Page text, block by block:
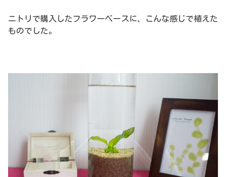
ニトリで購入したフラワーベースに、こんな感じで植えた
ものでした。